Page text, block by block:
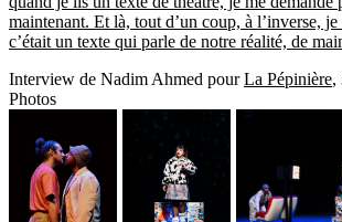
maintenant. Et là, tout d’un coup, à l’inverse,
c’était un texte qui parle de notre réalité, de
Interview de Nadim Ahmed pourLa Pépinière,
Photos